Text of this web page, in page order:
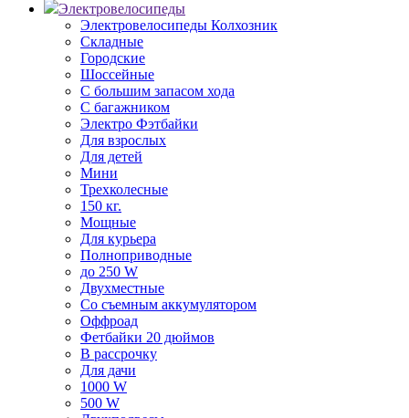
Электровелосипеды
Электровелосипеды Колхозник
Складные
Городские
Шоссейные
С большим запасом хода
С багажником
Электро Фэтбайки
Для взрослых
Для детей
Мини
Трехколесные
150 кг.
Мощные
Для курьера
Полноприводные
до 250 W
Двухместные
Со съемным аккумулятором
Оффроад
Фетбайки 20 дюймов
В рассрочку
Для дачи
1000 W
500 W